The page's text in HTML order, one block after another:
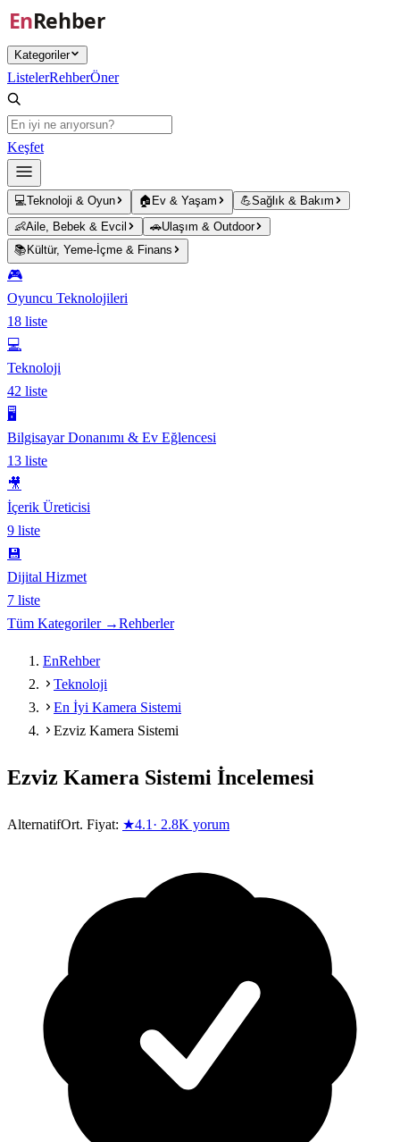
Ana içeriğe atla
Kategoriler
ListelerRehberÖner
Keşfet
💻Teknoloji & Oyun 🏠 Ev & Yaşam 💪Sağlık & Bakım
👶Aile, Bebek & Evcil 🚗Ulaşım & Outdoor
📚 Kültür, Yeme-İçme & Finans
🎮
Oyuncu Teknolojileri
18 liste
💻
Teknoloji
42 liste
🖥️
Bilgisayar Donanımı & Ev Eğlencesi
13 liste
🎥
İçerik Üreticisi
9 liste
💾
Dijital Hizmet
7 liste
Tüm Kategoriler →Rehberler
EnRehber
Teknoloji
En İyi Kamera Sistemi
Ezviz Kamera Sistemi
Ezviz Kamera Sistemi İncelemesi
AlternatifOrt. Fiyat: ★4.1 · 2.8K yorum